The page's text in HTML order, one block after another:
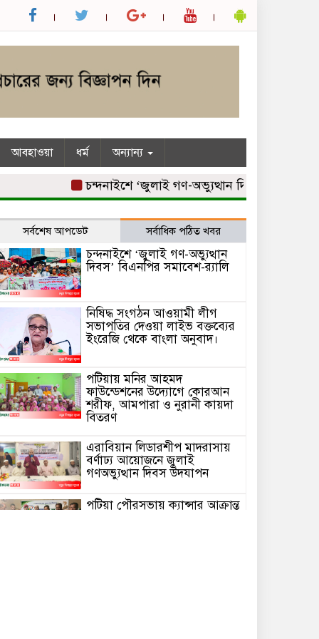
আবহাওয়া ধর্ম অন্যান্য
চন্দনাইশে ‘জুলাই গণ-অভ্যুত্থান দিবস’ বিএনপির
সর্বশেষ আপডেট সর্বাধিক পঠিত খবর
চন্দনাইশে ‘জুলাই গণ-অভ্যুত্থান
দিবস’ বিএনপির সমাবেশ-র‌্যালি
নিষিদ্ধ সংগঠন আওয়ামী লীগ
সভাপতির দেওয়া লাইভ বক্তব্যের
ইংরেজি থেকে বাংলা অনুবাদ।
পটিয়ায় মনির আহমদ
ফাউন্ডেশনের উদ্যোগে কোরআন
শরীফ, আমপারা ও নুরানী কায়দা
বিতরণ
এরাবিয়ান লিডারশীপ মাদরাসায়
বর্ণাঢ্য আয়োজনে জুলাই
গণঅভ্যুত্থান দিবস উদযাপন
পটিয়া পৌরসভায় ক্যান্সার আক্রান্ত